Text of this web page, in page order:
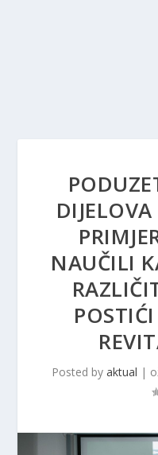
NAUČILI
Posted by aktual |